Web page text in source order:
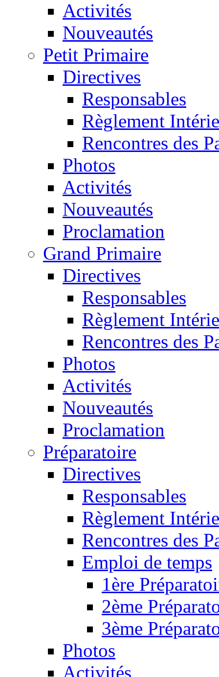
Activités
Nouveautés
Petit Primaire
Directives
Responsables
Règlement
Rencontres des
Photos
Activités
Nouveautés
Proclamation
Grand Primaire
Directives
Responsables
Règlement
Rencontres des
Photos
Activités
Nouveautés
Proclamation
Préparatoire
Directives
Responsables
Règlement
Rencontres des
Emploi de temps
1ère
2ème
3ème
Photos
Activités